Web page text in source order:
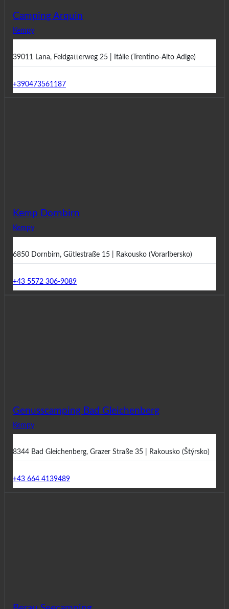
Camping Arquin
Kempy
39011 Lana, Feldgatterweg 25 | Itálie (Trentino-Alto Adige)
+390473561187
Kemp Dornbirn
Kempy
6850 Dornbirn, Gütlestraße 15 | Rakousko (Vorarlbersko)
+43 5572 306-9089
Genusscamping Bad Gleichenberg
Kempy
8344 Bad Gleichenberg, Grazer Straße 35 | Rakousko (Štýrsko)
+43 664 4139489